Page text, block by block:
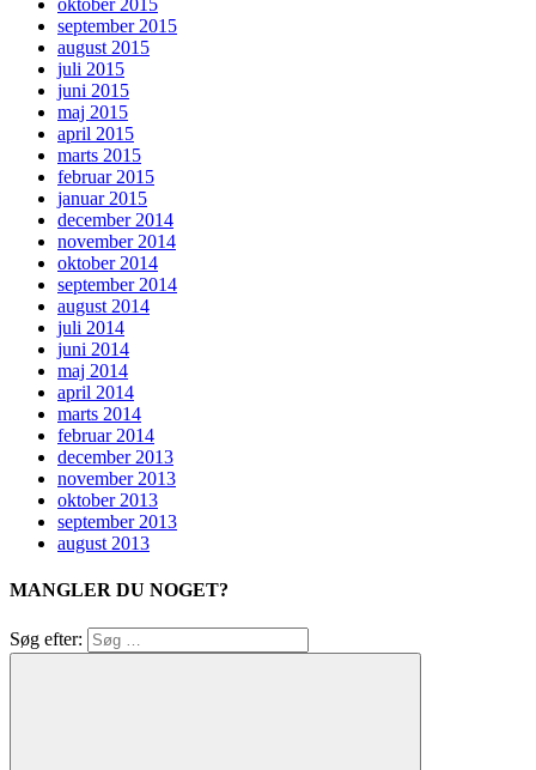
oktober 2015
september 2015
august 2015
juli 2015
juni 2015
maj 2015
april 2015
marts 2015
februar 2015
januar 2015
december 2014
november 2014
oktober 2014
september 2014
august 2014
juli 2014
juni 2014
maj 2014
april 2014
marts 2014
februar 2014
december 2013
november 2013
oktober 2013
september 2013
august 2013
MANGLER DU NOGET?
Søg efter: